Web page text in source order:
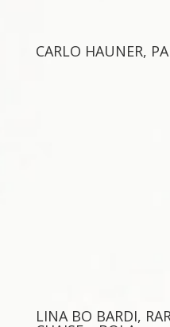
CARLO HAUNER,
LINA BO BARDI,